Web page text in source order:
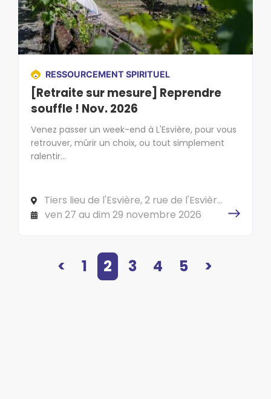
RESSOURCEMENT SPIRITUEL
[Retraite sur mesure] Reprendre
souffle ! Nov. 2026
Venez passer un week-end à L'Esvière, pour vous
retrouver, mûrir un choix, ou tout simplement
ralentir...
Tiers lieu de l'Esvière, 2 rue de l'Esvière,
49000 ANGERS
ven 27 au dim 29 novembre 2026
< 1 2 3 4 5 >